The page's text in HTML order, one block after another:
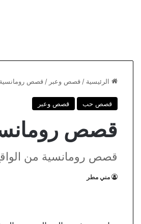
الرئيسية / قصص وعبر / قصص رومانسية
قصص حب قصص وعبر
قصص
قصص رومانسية من
مني مطر